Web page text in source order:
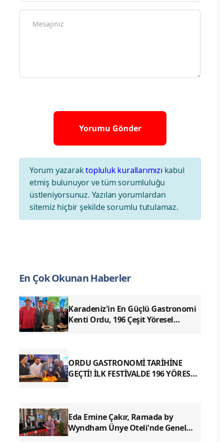
Yorum yazaraktopluluk kurallarımızı kabul
etmiş bulunuyor ve tüm sorumluluğu
üstleniyorsunuz. Yazılan yorumlardan
sitemiz hiçbir şekilde sorumlu tutulamaz.
En Çok Okunan Haberler
Karadeniz'in En Güçlü Gastronomi
Kenti Ordu, 196 Çeşit Yöresel
ORDU GASTRONOMİ TARİHİNE
GEÇTİ! İLK FESTİVALDE 196 YÖRESEL
Eda Emine Çakır, Ramada by
Wyndham Ünye Oteli'nde Genel